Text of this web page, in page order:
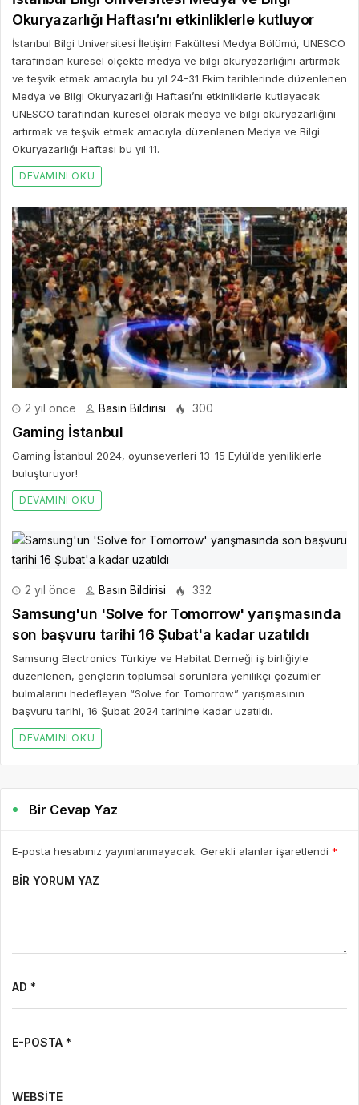
Okuryazarlığı Haftası’nı etkinliklerle kutluyor
İstanbul Bilgi Üniversitesi İletişim Fakültesi Medya Bölümü, UNESCO
tarafından küresel ölçekte medya ve bilgi okuryazarlığını artırmak
ve teşvik etmek amacıyla bu yıl 24-31 Ekim tarihlerinde düzenlenen
Medya ve Bilgi Okuryazarlığı Haftası’nı etkinliklerle kutlayacak
UNESCO tarafından küresel olarak medya ve bilgi okuryazarlığını
artırmak ve teşvik etmek amacıyla düzenlenen Medya ve Bilgi
Okuryazarlığı Haftası bu yıl 11.
DEVAMINI OKU
2 yıl önce Basın Bildirisi 300
Gaming İstanbul
Gaming İstanbul 2024, oyunseverleri 13-15 Eylül’de yeniliklerle
buluşturuyor!
DEVAMINI OKU
2 yıl önce Basın Bildirisi 332
Samsung'un 'Solve for Tomorrow' yarışmasında
son başvuru tarihi 16 Şubat'a kadar uzatıldı
Samsung Electronics Türkiye ve Habitat Derneği iş birliğiyle
düzenlenen, gençlerin toplumsal sorunlara yenilikçi çözümler
bulmalarını hedefleyen “Solve for Tomorrow” yarışmasının
başvuru tarihi, 16 Şubat 2024 tarihine kadar uzatıldı.
DEVAMINI OKU
Bir Cevap Yaz
E-posta hesabınız yayımlanmayacak. Gerekli alanlar işaretlendi *
BIR YORUM YAZ
AD *
E-POSTA *
WEBSITE